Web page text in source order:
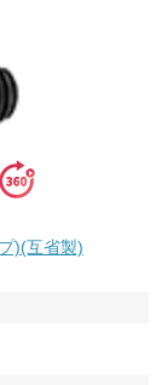
)(互省製)